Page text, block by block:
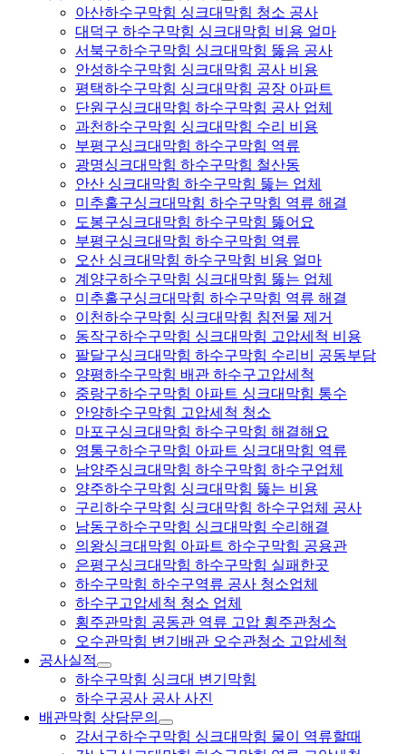
아산하수구막힘 싱크대막힘 청소 공사
대덕구 하수구막힘 싱크대막힘 비용 얼마
서북구하수구막힘 싱크대막힘 뚫음 공사
안성하수구막힘 싱크대막힘 공사 비용
평택하수구막힘 싱크대막힘 공장 아파트
단원구싱크대막힘 하수구막힘 공사 업체
과천하수구막힘 싱크대막힘 수리 비용
부평구싱크대막힘 하수구막힘 역류
광명싱크대막힘 하수구막힘 철산동
안산 싱크대막힘 하수구막힘 뚫는 업체
미추홀구싱크대막힘 하수구막힘 역류 해결
도봉구싱크대막힘 하수구막힘 뚫어요
부평구싱크대막힘 하수구막힘 역류
오산 싱크대막힘 하수구막힘 비용 얼마
계양구하수구막힘 싱크대막힘 뚫는 업체
미추홀구싱크대막힘 하수구막힘 역류 해결
이천하수구막힘 싱크대막힘 침전물 제거
동작구하수구막힘 싱크대막힘 고압세척 비용
팔달구싱크대막힘 하수구막힘 수리비 공동부담
양평하수구막힘 배관 하수구고압세척
중랑구하수구막힘 아파트 싱크대막힘 통수
안양하수구막힘 고압세척 청소
마포구싱크대막힘 하수구막힘 해결해요
영통구하수구막힘 아파트 싱크대막힘 역류
남양주싱크대막힘 하수구막힘 하수구업체
양주하수구막힘 싱크대막힘 뚫는 비용
구리하수구막힘 싱크대막힘 하수구업체 공사
남동구하수구막힘 싱크대막힘 수리해결
의왕싱크대막힘 아파트 하수구막힘 공용관
은평구싱크대막힘 하수구막힘 실패한곳
하수구막힘 하수구역류 공사 청소업체
하수구고압세척 청소 업체
횡주관막힘 공동관 역류 고압 횡주관청소
오수관막힘 변기배관 오수관청소 고압세척
공사실적
하수구막힘 싱크대 변기막힘
하수구공사 공사 사진
배관막힘 상담문의
강서구하수구막힘 싱크대막힘 물이 역류할때